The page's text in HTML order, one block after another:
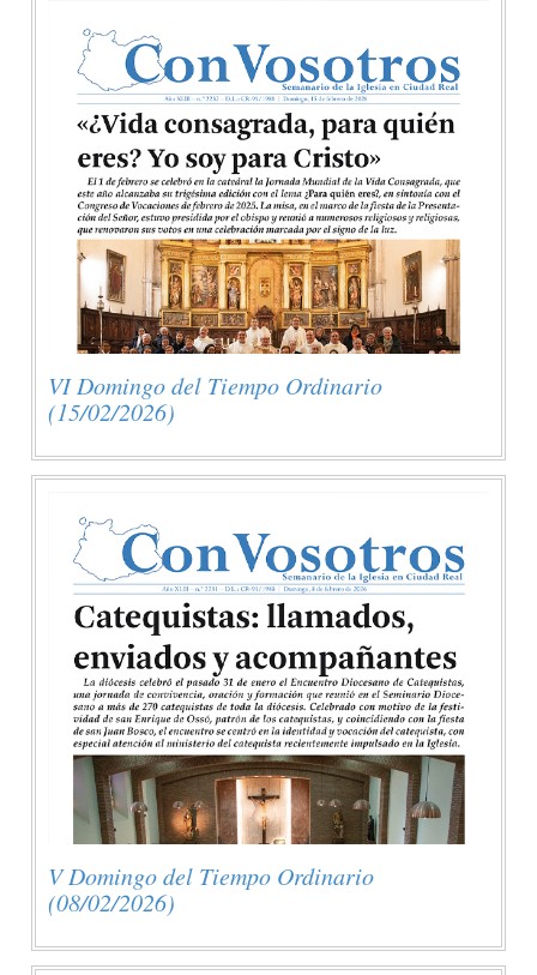
VI Domingo del Tiempo Ordinario
(15/02/2026)
V Domingo del Tiempo Ordinario
(08/02/2026)